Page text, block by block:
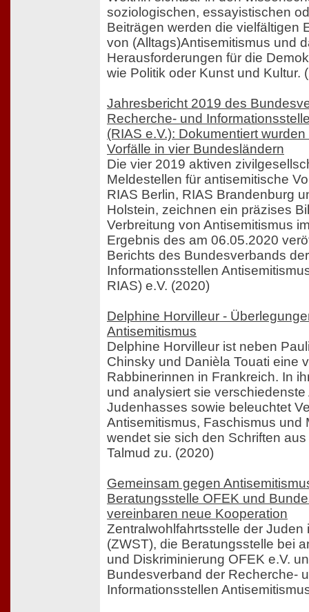
soziologischen, essayistischen
Beiträgen werden die vielfältigen
von (Alltags)Antisemitismus und
Herausforderungen für die
wie Politik oder Kunst und Kultur.
Jahresbericht 2019 des
Recherche- und
(RIAS e.V.): Dokumentiert
Vorfälle in vier Bundesländern
Die vier 2019 aktiven
Meldestellen für antisemitische
RIAS Berlin, RIAS Brandenburg
Holstein, zeichnen ein präzises
Verbreitung von Antisemitismus
Ergebnis des am 06.05.2020
Berichts des Bundesverbands
Informationsstellen
RIAS) e.V. (2020)
Delphine Horvilleur -
Antisemitismus
Delphine Horvilleur ist neben
Chinsky und Danièla Touati eine
Rabbinerinnen in Frankreich. In
und analysiert sie
Judenhasses sowie beleuchtet
Antisemitismus, Faschismus und
wendet sie sich den Schriften
Talmud zu. (2020)
Gemeinsam gegen
Beratungsstelle OFEK und
vereinbaren neue Kooperation
Zentralwohlfahrtsstelle der Juden
(ZWST), die Beratungsstelle bei
und Diskriminierung OFEK e.V.
Bundesverband der Recherche-
Informationsstellen